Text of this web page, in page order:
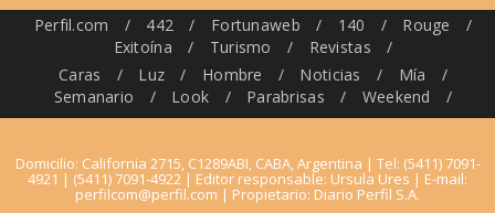
Perfil.com / 442 / Fortunaweb / 140 / Rouge
/
Exitoína
/ Turismo / Revistas
/
Caras
/ Luz / Hombre / Noticias / Mía
/
Semanario
/ Look / Parabrisas / Weekend /
Domicilio: California 2715, C1289ABI, CABA, Argentina | Tel: (5411) 7091-
4921 | (5411) 7091-4922 | Editor responsable: Ursula Ures | E-mail:
perfilcom@perfil.com | Propietario: Diario Perfil S.A.